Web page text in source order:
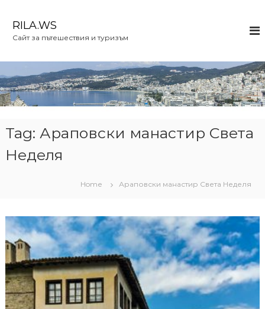
c
o
n
RILA.WS
Сайт за пътешествия и туризъм
Tag: Араповски манастир Света
Неделя
Home Араповски манастир Света Неделя